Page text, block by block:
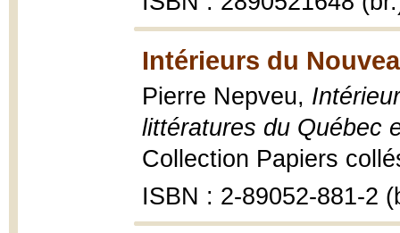
Intérieurs du
Pierre Nepveu,
littératures du Québec
Collection Papiers
ISBN : 2-89052-881-2